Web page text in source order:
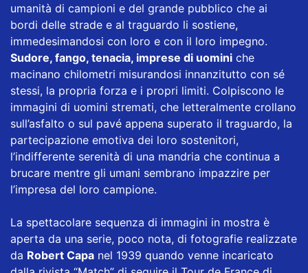
umanità di campioni e del grande pubblico che ai
bordi delle strade e al traguardo li sostiene,
immedesimandosi con loro e con il loro impegno.
Sudore, fango, tenacia, imprese di uomini che
macinano chilometri misurandosi innanzitutto con sé
stessi, la propria forza e i propri limiti. Colpiscono le
immagini di uomini stremati, che letteralmente crollano
sull’asfalto o sul pavé appena superato il traguardo, la
partecipazione emotiva dei loro sostenitori,
l’indifferente serenità di una mandria che continua a
brucare mentre gli umani sembrano impazzire per
l’impresa del loro campione.
La spettacolare sequenza di immagini in mostra è
aperta da una serie, poco nota, di fotografie realizzate
da Robert Capa nel 1939 quando venne incaricato